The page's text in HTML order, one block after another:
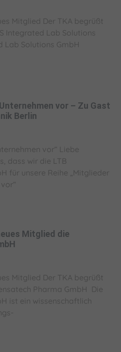
Mitglied Der TKA begrüßt
Integrated Lab Solutions
Lab Solutions GmbH
vor – Zu Gast
Berlin
vor“ Liebe
dass wir die LTB
für unsere Reihe „Mitglieder
Mitglied die
Mitglied Der TKA begrüßt
Pharma GmbH Die
ist ein wissenschaftlich